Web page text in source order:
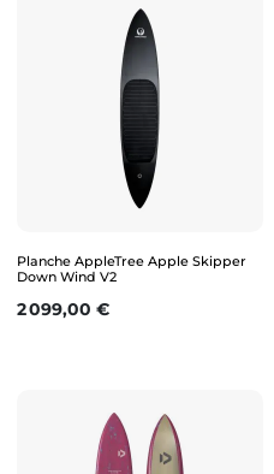
Planche AppleTree Apple Skipper
Down Wind V2
Prix
2 099,00 €